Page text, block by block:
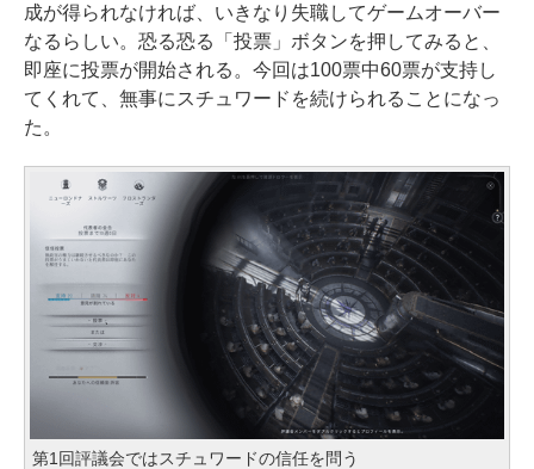
成が得られなければ、いきなり失職してゲームオーバー
なるらしい。恐る恐る「投票」ボタンを押してみると、
即座に投票が開始される。今回は100票中60票が支持し
てくれて、無事にスチュワードを続けられることになっ
た。
第1回評議会ではスチュワードの信任を問う